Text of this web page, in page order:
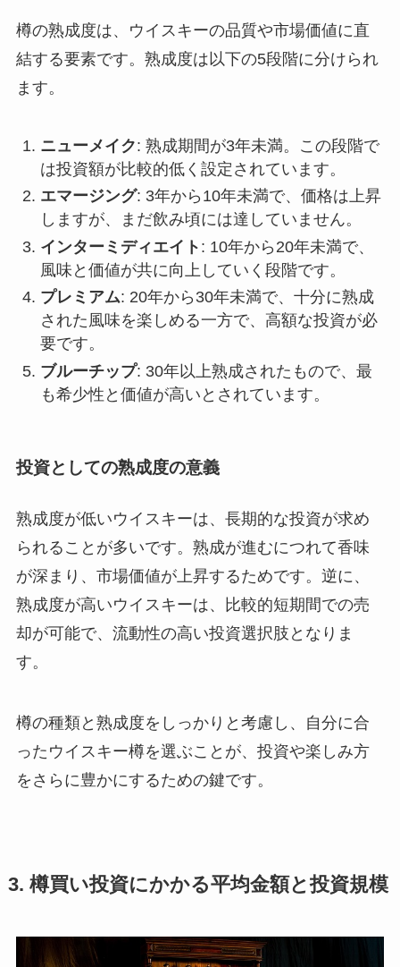
樽の熟成度は、ウイスキーの品質や市場価値に直
結する要素です。熟成度は以下の5段階に分けられ
ます。
ニューメイク: 熟成期間が3年未満。この段階で
は投資額が比較的低く設定されています。
エマージング: 3年から10年未満で、価格は上昇
しますが、まだ飲み頃には達していません。
インターミディエイト : 10年から20年未満で、
風味と価値が共に向上していく段階です。
プレミアム: 20年から30年未満で、十分に熟成
された風味を楽しめる一方で、高額な投資が必
要です。
ブルーチップ: 30年以上熟成されたもので、最
も希少性と価値が高いとされています。
投資としての熟成度の意義
熟成度が低いウイスキーは、長期的な投資が求め
られることが多いです。熟成が進むにつれて香味
が深まり、市場価値が上昇するためです。逆に、
熟成度が高いウイスキーは、比較的短期間での売
却が可能で、流動性の高い投資選択肢となりま
す。
樽の種類と熟成度をしっかりと考慮し、自分に合
ったウイスキー樽を選ぶことが、投資や楽しみ方
をさらに豊かにするための鍵です。
3. 樽買い投資にかかる平均金額と投資規模